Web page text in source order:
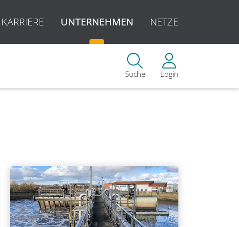
KARRIERE UNTERNEHMEN NETZE
Suche Login